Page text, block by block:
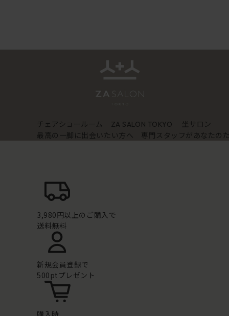
チェアショールーム ZA SALON TOKYO
坐サロン
最高の一脚に出会いたい方へ 専門スタッフがあなたの
3,980円以上のご購入で
送料無料
新規会員登録で
500ptプレゼント